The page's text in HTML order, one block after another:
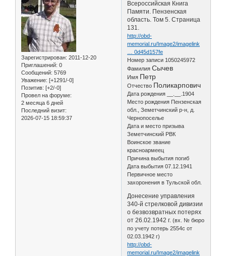
Зарегистрирован: 2011-12-20
Приглашений: 0
Сообщений: 5769
Уважение: [+1291/-0]
Позитив: [+2/-0]
Провел на форуме:
2 месяца 6 дней
Последний визит:
2026-07-15 18:59:37
Всероссийская Книга
Памяти. Пензенская
область. Том 5. Страница
131.
http://obd-
memorial.ru/Image2/imagelink
… 0d45d157fe
Номер записи 1050245972
ФамилияСычев
Имя Петр
Отчество Поликарпович
Дата рождения __.__.1904
Место рождения Пензенская
обл., Земетчинский р-н, д.
Чернопоселье
Дата и место призыва
Земетчинский РВК
Воинское звание
красноармеец
Причина выбытия погиб
Дата выбытия 07.12.1941
Первичное место
захоронения в Тульской обл.
Донесение управления
340-й стрелковой дивизии
о безвозвратных потерях
от 26.02.1942 г. (вх. № бюро
по учету потерь 2554с от
02.03.1942 г)
http://obd-
memorial.ru/Image2/imagelink